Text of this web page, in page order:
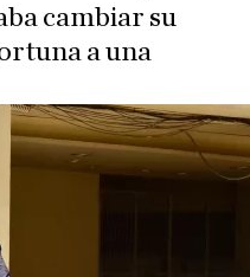
cambiar su
a una